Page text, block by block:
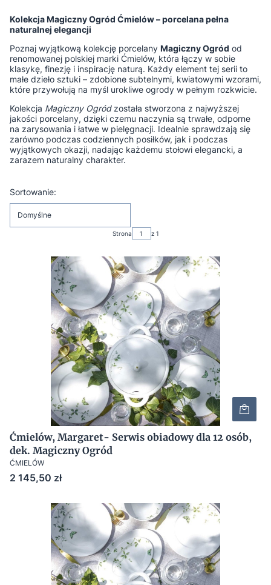
Kolekcja Magiczny Ogród Ćmielów – porcelana pełna
naturalnej elegancji
Poznaj wyjątkową kolekcję porcelany Magiczny Ogród od
renomowanej polskiej marki Ćmielów, która łączy w sobie
klasykę, finezję i inspirację naturą. Każdy element tej serii to
małe dzieło sztuki – zdobione subtelnymi, kwiatowymi wzorami,
które przywołują na myśl urokliwe ogrody w pełnym rozkwicie.
Kolekcja Magiczny Ogródzostała stworzona z najwyższej
jakości porcelany, dzięki czemu naczynia są trwałe, odporne
na zarysowania i łatwe w pielęgnacji. Idealnie sprawdzają się
zarówno podczas codziennych posiłków, jak i podczas
wyjątkowych okazji, nadając każdemu stołowi elegancki, a
zarazem naturalny charakter.
Lista produktów
Sortowanie:
Domyślne
Strona z 1
Ćmielów, Margaret- Serwis obiadowy dla 12 osób,
dek. Magiczny Ogród
ĆMIELÓW
Cena
2 145,50 zł